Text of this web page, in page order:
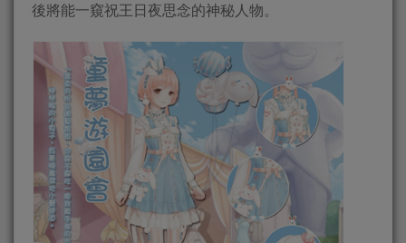
後將能一窺祝王日夜思念的神秘人物。